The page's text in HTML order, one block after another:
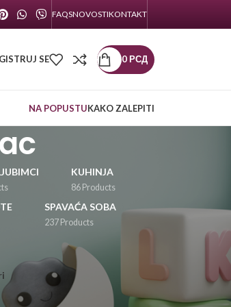
FAQSNOVOSTIKONTAKT
SE 0РСД
NA POPUSTUKAKO ZALEPITI
KUHINJA
86 Products
SPAVAĆA SOBA
237 Products
KATEGORIJE
PROIZVODA